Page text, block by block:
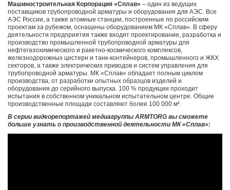
Машиностроительная Корпорация «Сплав» – один из ведущих
поставщиков трубопроводной арматуры и оборудования для АЭС. Все
АЭС России, а также атомные станции, построенные по российским
проектам за рубежом, оснащены оборудованием МК «Сплав». В сферу
деятельности предприятия также входят проектирование, разработка и
производство промышленной трубопроводной арматуры для
нефтегазохимического и ракетно-космического комплексов,
железнодорожных цистерн и танк-контейнеров, промышленного и ЖКХ
секторов, а также электрических приводов и систем управления для
трубопроводной арматуры. МК «Сплав» обладает полным циклом
производства, от разработки опытных образцов изделий и
оборудования до серийного выпуска. 100 % продукции проходит
испытания в собственном уникальном испытательном центре. Общие
производственные площади составляют более 100 000 м².
В серии видеорепортажей медиагруппы ARMTORG вы сможете
больше узнать о производственной деятельности МК «Сплав»: